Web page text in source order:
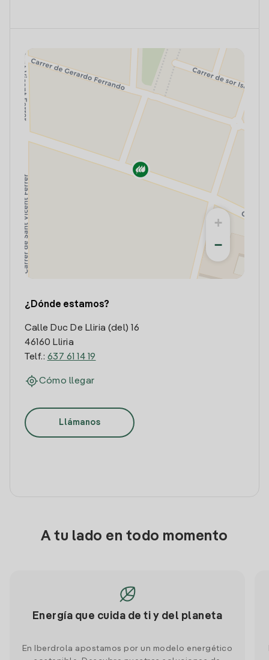
+
−
¿Dónde estamos?
Calle Duc De Lliria (del) 16
46160 Lliria
Telf.: 637 61 14 19
Cómo llegar
Llámanos
A tu lado en todo momento
Energía que cuida de ti y del planeta
En Iberdrola apostamos por un modelo energético